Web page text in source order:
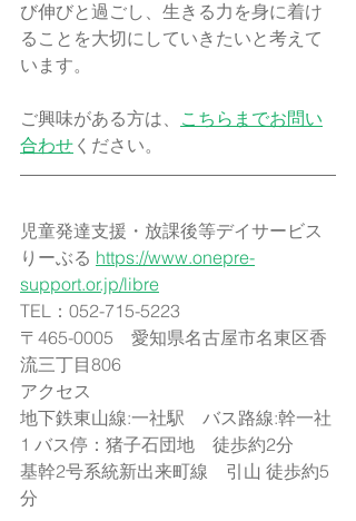
び伸びと過ごし、生きる力を身に着け
ることを大切にしていきたいと考えて
います。
ご興味がある方は、 こちらまでお問い
合わせ ください。
児童発達支援・放課後等デイサービス
りーぶる https://www.onepre-
support.or.jp/libre
TEL：052-715-5223​
〒465-0005　愛知県名古屋市名東区香
流三丁目806
アクセス
地下鉄東山線:一社駅　バス路線:幹一社
1 バス停：猪子石団地　徒歩約2分
基幹2号系統新出来町線　引山 徒歩約5
分